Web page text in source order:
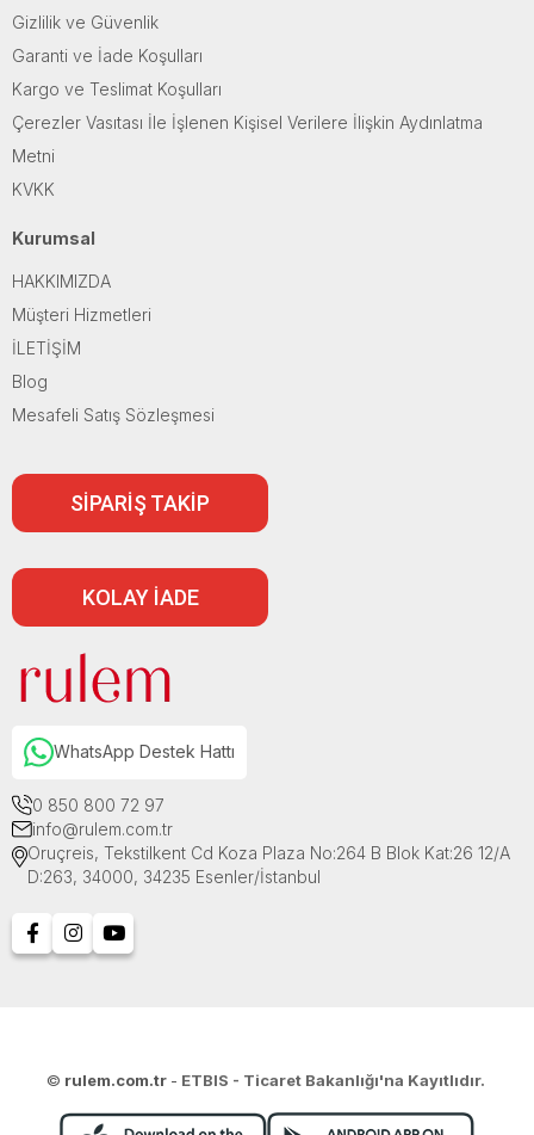
Gizlilik ve Güvenlik
Garanti ve İade Koşulları
Kargo ve Teslimat Koşulları
Çerezler Vasıtası İle İşlenen Kişisel Verilere İlişkin Aydınlatma
Metni
KVKK
Kurumsal
HAKKIMIZDA
Müşteri Hizmetleri
İLETİŞİM
Blog
Mesafeli Satış Sözleşmesi
SİPARİŞ TAKİP
KOLAY İADE
WhatsApp Destek Hattı
0 850 800 72 97
info@rulem.com.tr
Oruçreis, Tekstilkent Cd Koza Plaza No:264 B Blok Kat:26 12/A
D:263, 34000, 34235 Esenler/İstanbul
© rulem.com.tr - ETBIS - Ticaret Bakanlığı'na Kayıtlıdır.